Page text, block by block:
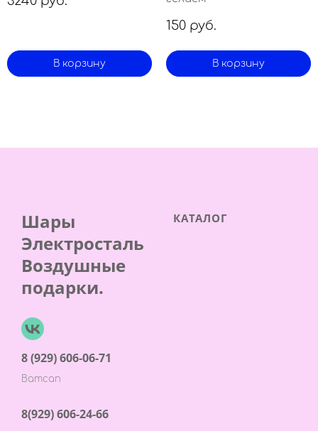
В корзину
150 руб.
В корзину
Шары
Электросталь
Воздушные
подарки.
8 (929) 606-06-71
Ватсап
8(929) 606-24-66
КАТАЛОГ